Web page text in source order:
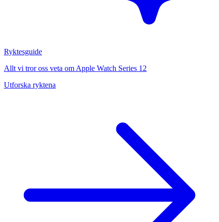
Ryktesguide
Allt vi tror oss veta om Apple Watch Series 12
Utforska ryktena